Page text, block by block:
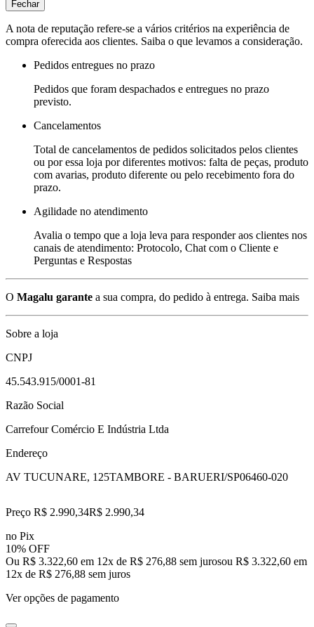
Fechar
A nota de reputação refere-se a vários critérios na experiência de
compra oferecida aos clientes. Saiba o que levamos a consideração.
Pedidos entregues no prazo
Pedidos que foram despachados e entregues no prazo
previsto.
Cancelamentos
Total de cancelamentos de pedidos solicitados pelos clientes
ou por essa loja por diferentes motivos: falta de peças, produto
com avarias, produto diferente ou pelo recebimento fora do
prazo.
Agilidade no atendimento
Avalia o tempo que a loja leva para responder aos clientes nos
canais de atendimento: Protocolo, Chat com o Cliente e
Perguntas e Respostas
O Magalu garante a sua compra, do pedido à entrega. Saiba mais
Sobre a loja
CNPJ
45.543.915/0001-81
Razão Social
Carrefour Comércio E Indústria Ltda
Endereço
AV TUCUNARE, 125TAMBORE - BARUERI/SP06460-020
Preço R$ 2.990,34R$ 2.990,34
no Pix
10% OFF
Ou R$ 3.322,60 em 12x de R$ 276,88 sem jurosou R$ 3.322,60 em
12x de R$ 276,88 sem juros
Ver opções de pagamento